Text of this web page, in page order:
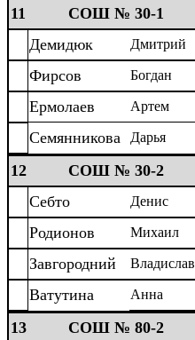
11 СОШ № 30-1
Демидюк
Дмитрий
Фирсов Богдан
Ермолаев Артем
Семянникова Дарья
12
СОШ № 30-2
Себто
Денис
Родионов Михаил
Завгородний Владислав
Ватутина Анна
13 СОШ № 80-2